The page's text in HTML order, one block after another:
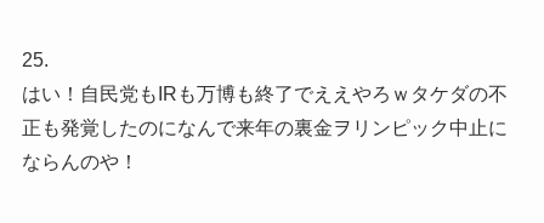
25.
はい！自民党もIRも万博も終了でええやろｗタケダの不
正も発覚したのになんで来年の裏金ヲリンピック中止に
ならんのや！